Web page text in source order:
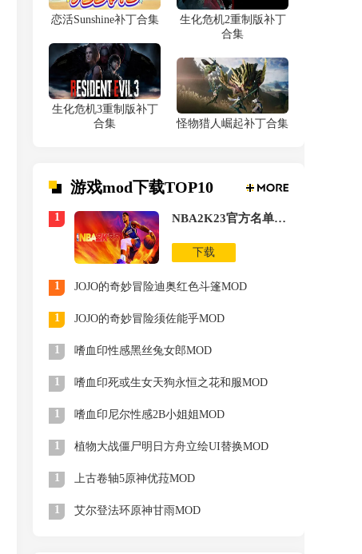
恋活Sunshine补丁合集
生化危机2重制版补丁
合集
生化危机3重制版补丁
合集
怪物猎人崛起补丁合集
游戏mod下载TOP10
1 NBA2K23官方名单更新MOD
下载
1 JOJO的奇妙冒险迪奥红色斗篷MOD
1 JOJO的奇妙冒险须佐能乎MOD
1 嗜血印性感黑丝兔女郎MOD
1 嗜血印死或生女天狗永恒之花和服MOD
1 嗜血印尼尔性感2B小姐姐MOD
1 植物大战僵尸明日方舟立绘UI替换MOD
1 上古卷轴5原神优菈MOD
1 艾尔登法环原神甘雨MOD